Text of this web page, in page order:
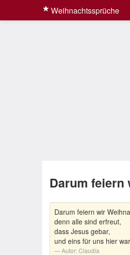
Weihnachtssprüche
Darum
Darum feiern wir
denn alle sind erfreut,
dass Jesus gebar,
und eins für uns hier
Autor:Claudia